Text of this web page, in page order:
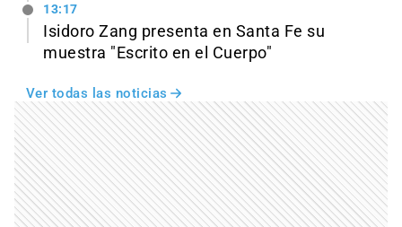
13:17
Isidoro Zang presenta en Santa Fe su
muestra "Escrito en el Cuerpo"
Ver todas las noticias